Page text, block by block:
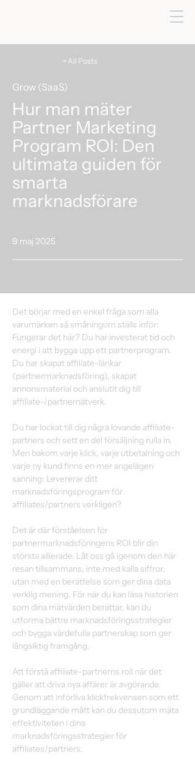
< All Posts
Grow (SaaS)
Hur man mäter
Partner Marketing
Program ROI: Den
ultimata guiden för
smarta
marknadsförare
9 maj 2025
Det börjar med en enkel fråga som alla
varumärken så småningom ställs inför:
Fungerar det här? Du har investerat tid och
energi i att bygga upp ett partnerprogram.
Du har skapat affiliate-länkar
(partnermarknadsföring), skapat
annonsmaterial och anslutit dig till
affiliate-/partnernätverk.
Du har lockat till dig några lovande affiliate-
partners och sett en del försäljning rulla in.
Men bakom varje klick, varje utbetalning och
varje ny kund finns en mer angelägen
sanning: Levererar ditt
marknadsföringsprogram för
affiliates/partners verkligen?
Det är där förståelsen för
partnermarknadsföringens ROI blir din
största allierade. Låt oss gå igenom den här
resan tillsammans, inte med kalla siffror,
utan med en berättelse som ger dina data
verklig mening. För när du kan läsa historien
som dina mätvärden berättar, kan du
utforma bättre marknadsföringsstrategier
och bygga värdefulla partnerskap som ger
långsiktig framgång.
Att förstå affiliate-partnerns roll när det
gäller att driva nya affärer är avgörande.
Genom att införliva klickfrekvensen som ett
grundläggande mått kan du dessutom mäta
effektiviteten i dina
marknadsföringsstrategier för
affiliates/partners.